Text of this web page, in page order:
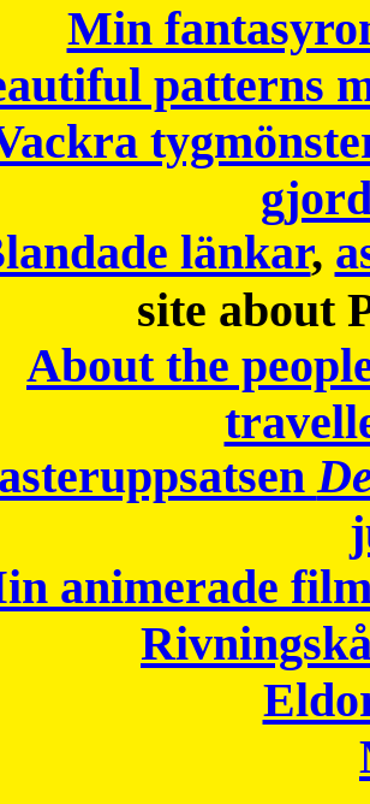
Min
patterns
länkar,
site about
About the
animerade